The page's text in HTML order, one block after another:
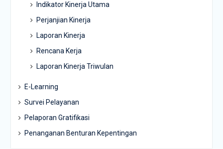
Indikator Kinerja Utama
Perjanjian Kinerja
Laporan Kinerja
Rencana Kerja
Laporan Kinerja Triwulan
E-Learning
Survei Pelayanan
Pelaporan Gratifikasi
Penanganan Benturan Kepentingan